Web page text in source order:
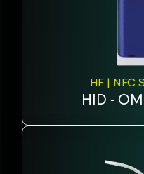
HF | NFC
HID -